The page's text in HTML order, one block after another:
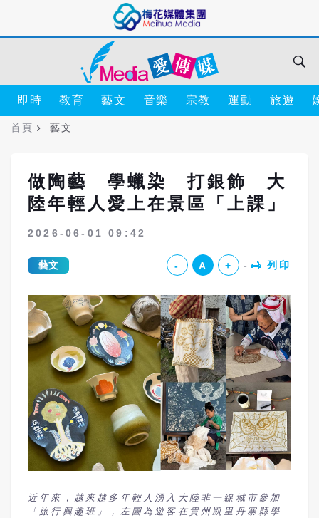
即時 教育 藝文 音樂 宗教 運動 旅遊
首頁 藝文
做陶藝 學蠟染 打銀飾 大
陸年輕人愛上在景區「上課」
2026-06-01 09:42
藝文 - A + 列印
近年來，越來越多年輕人湧入大陸非一線城市參加
「旅行興趣班」，左圖為遊客在貴州凱里丹寨縣學